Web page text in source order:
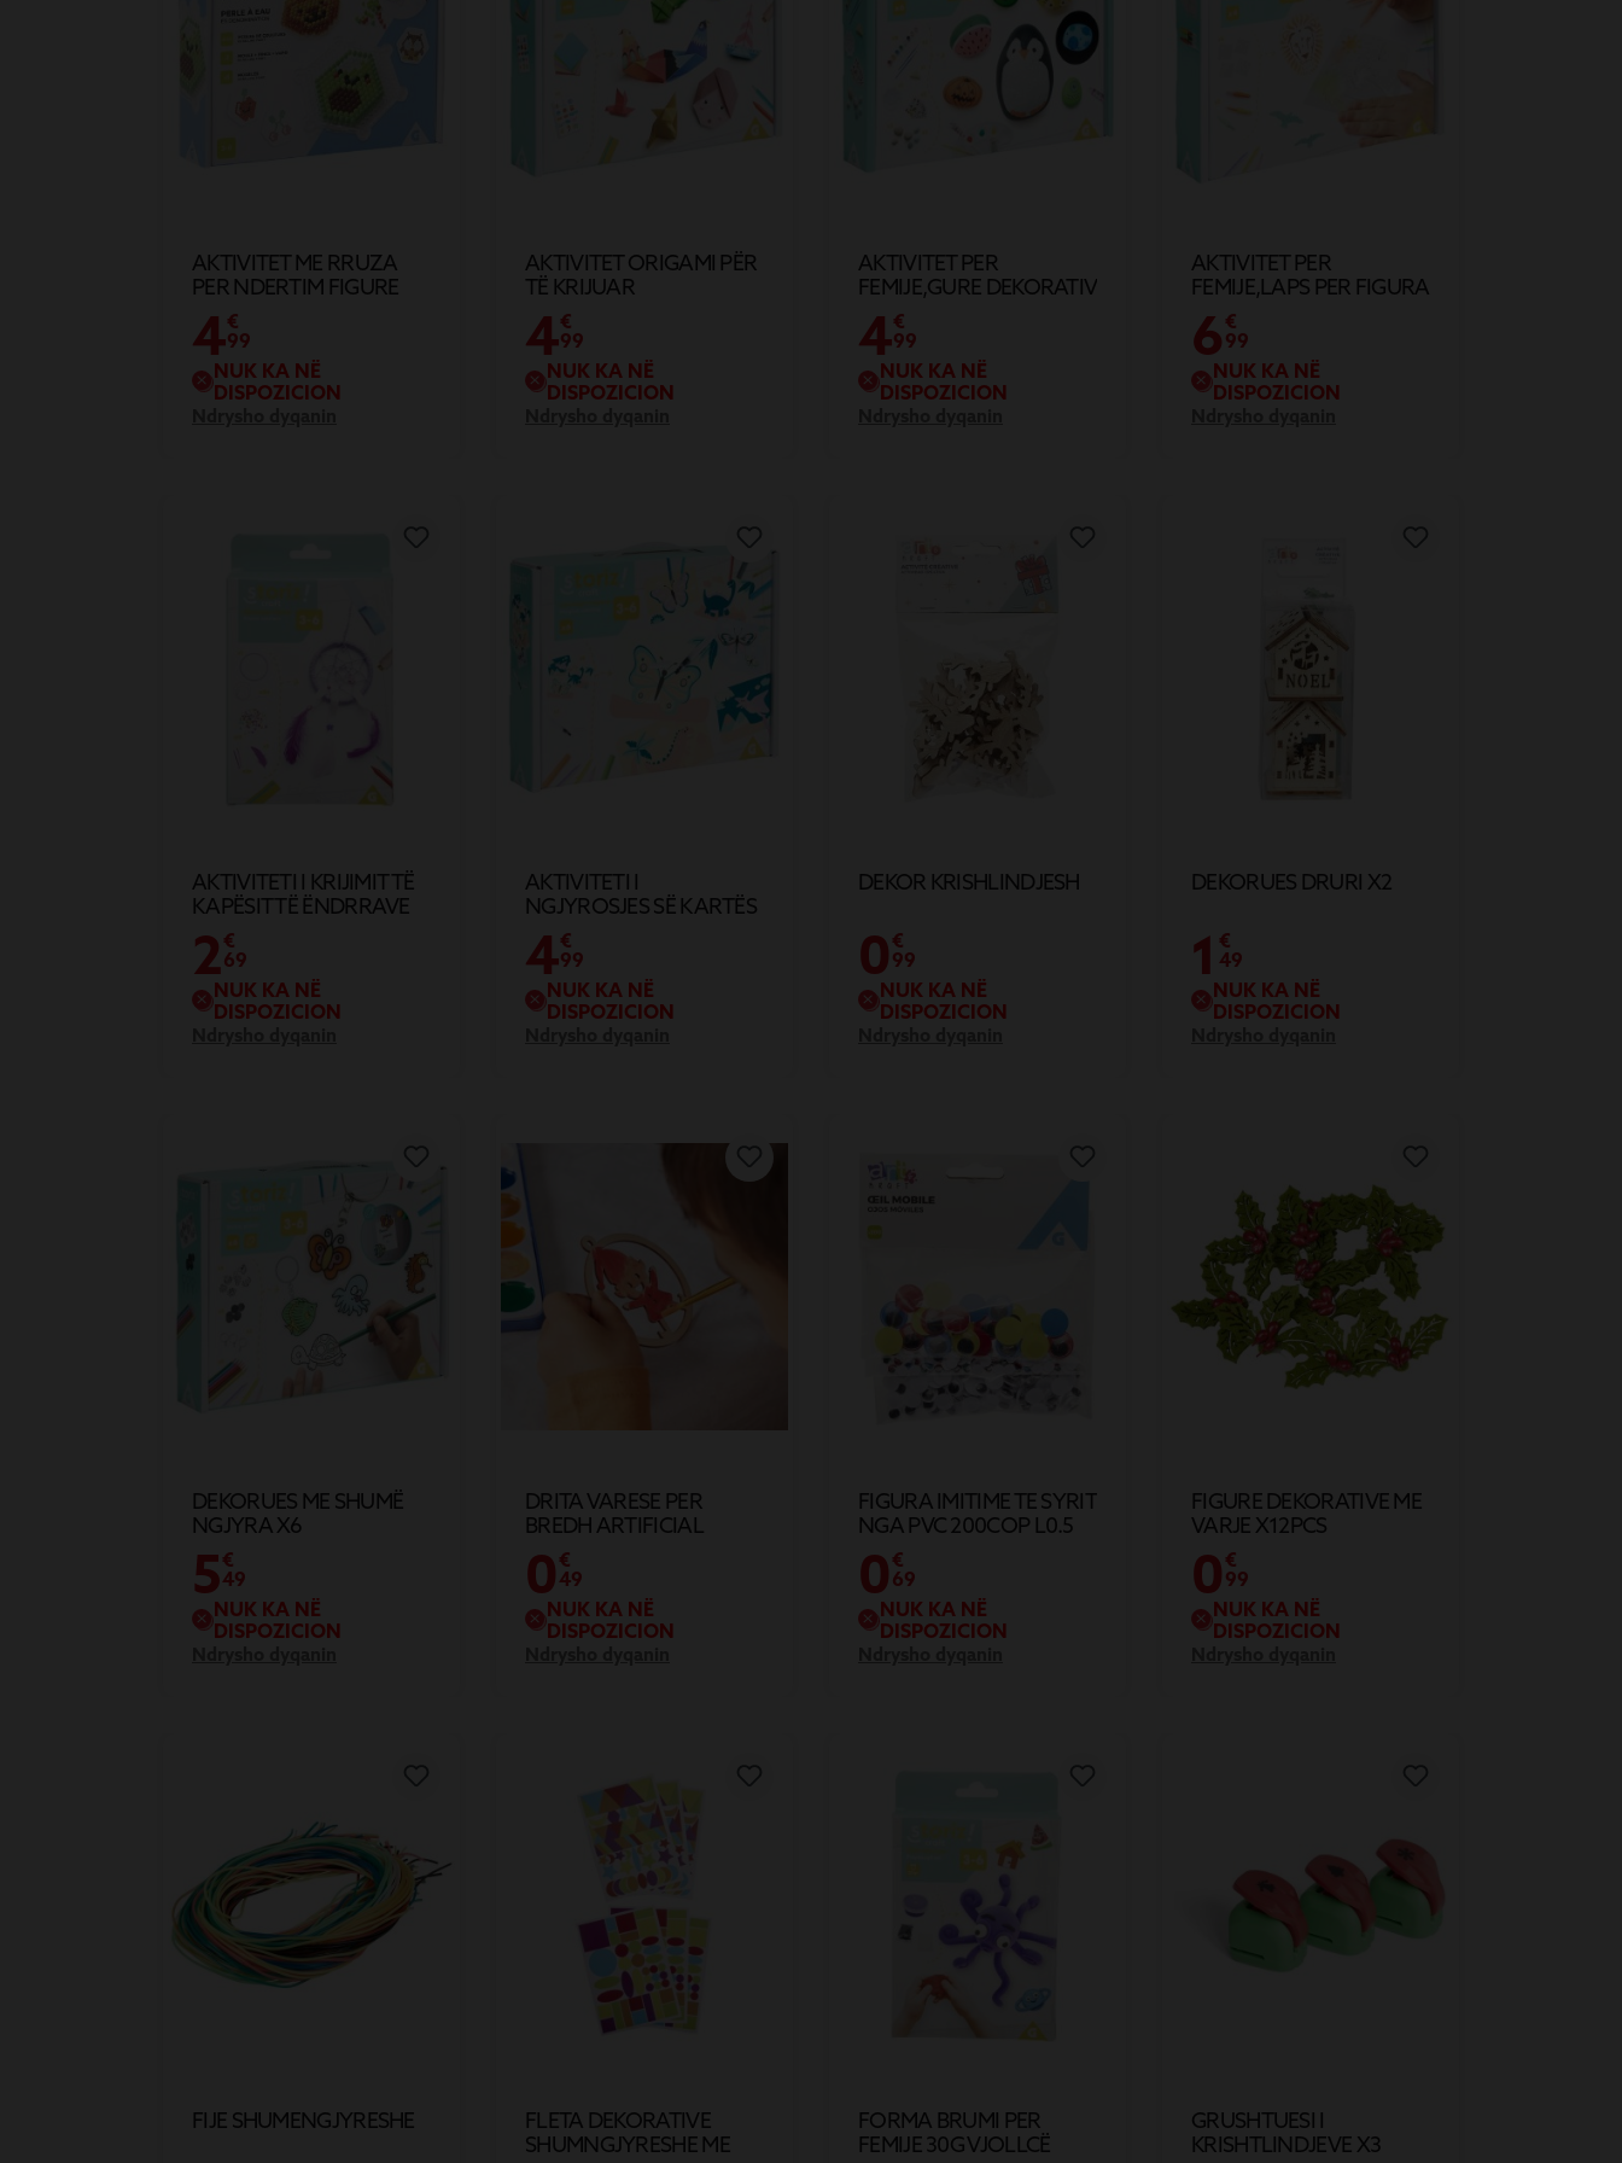
AKTIVITET ME RRUZA
PER NDERTIM FIGURE
X500COP
4€
99
NUK KA NË
DISPOZICION
AKTIVITET ORIGAMI PËR
TË KRIJUAR
4€
99
NUK KA NË
DISPOZICION
AKTIVITET PER
FEMIJE,GURE DEKORATIV
PER NDERTIM X6
4€
99
NUK KA NË
DISPOZICION
AKTIVITET PER
FEMIJE,LAPS PER FIGURA
6 €
99
NUK KA NË
DISPOZICION
AKTIVITETI I KRIJIMIT TË
KAPËSIT TË ËNDRRAVE
2€
69
NUK KA NË
DISPOZICION
AKTIVITETI I
NGJYROSJES SË KARTËS
MAGJIKE X6
4€
99
NUK KA NË
DISPOZICION
DEKOR KRISHLINDJESH
0 €
99
NUK KA NË
DISPOZICION
DEKORUES DRURI X2
1 €
49
NUK KA NË
DISPOZICION
DEKORUES ME SHUMË
NGJYRA X6
5€
49
NUK KA NË
DISPOZICION
DRITA VARESE PER
BREDH ARTIFICIAL
FESTIV
0 €
49
NUK KA NË
DISPOZICION
FIGURA IMITIME TE SYRIT
NGA PVC 200COP L0.5
0 €
69
NUK KA NË
DISPOZICION
FIGURE DEKORATIVE ME
VARJE X12PCS
0 €
99
NUK KA NË
DISPOZICION
FIJE SHUMENGJYRESHE
FLETA DEKORATIVE
SHUMNGJYRESHE ME
FORMA BRUMI PER
FEMIJE 30G VJOLLCË
GRUSHTUESI I
KRISHTLINDJEVE X3